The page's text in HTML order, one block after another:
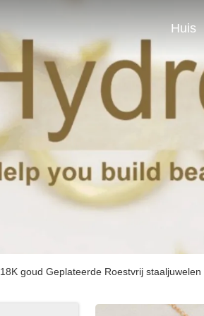
Huis
18K goud Geplateerde Roestvrij staaljuwelen